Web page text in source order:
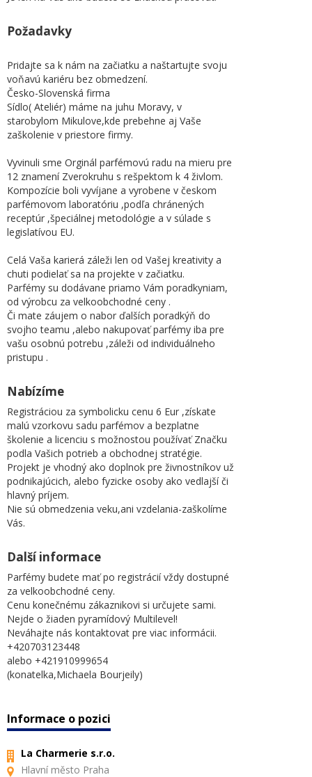
Požadavky
Pridajte sa k nám na začiatku a naštartujte svoju
voňavú kariéru bez obmedzení.
Česko-Slovenská firma
Sídlo( Ateliér) máme na juhu Moravy, v
starobylom Mikulove,kde prebehne aj Vaše
zaškolenie v priestore firmy.
Vyvinuli sme Orginál parfémovú radu na mieru pre
12 znamení Zverokruhu s rešpektom k 4 živlom.
Kompozície boli vyvíjane a vyrobene v českom
parfémovom laboratóriu ,podľa chránených
receptúr ,špeciálnej metodológie a v súlade s
legislatívou EU.
Celá Vaša karierá záleži len od Vašej kreativity a
chuti podielať sa na projekte v začiatku.
Parfémy su dodávane priamo Vám poradkyniam,
od výrobcu za velkoobchodné ceny .
Či mate záujem o nabor ďalších poradkýň do
svojho teamu ,alebo nakupovať parfémy iba pre
vašu osobnú potrebu ,záleži od individuálneho
pristupu .
Nabízíme
Registráciou za symbolicku cenu 6 Eur ,získate
malú vzorkovu sadu parfémov a bezplatne
školenie a licenciu s možnostou používať Značku
podla Vašich potrieb a obchodnej stratégie.
Projekt je vhodný ako doplnok pre živnostníkov už
podnikajúcich, alebo fyzicke osoby ako vedlajší či
hlavný príjem.
Nie sú obmedzenia veku,ani vzdelania-zaškolíme
Vás.
Další informace
Parfémy budete mať po registrácií vždy dostupné
za velkoobchodné ceny.
Cenu konečnému zákaznikovi si určujete sami.
Nejde o žiaden pyramídový Multilevel!
Neváhajte nás kontaktovat pre viac informácii.
+420703123448
alebo +421910999654
(konatelka,Michaela Bourjeily)
Informace o pozici
La Charmerie s.r.o.
Hlavní město Praha